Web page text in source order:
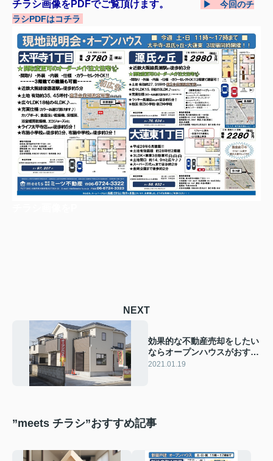
チラシ画像をPDFでご覧頂けます。
▶ 今回のチ
ラシPDFはコチラ
NEXT
効果的な不動産売却をしたい
ならオープンハウスがおすす
め！そのメリットと注意点
2021.01.19
”meets チラシ”おすすめ記事